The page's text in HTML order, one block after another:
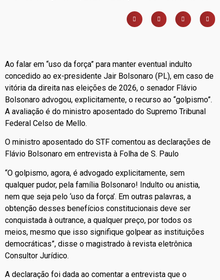
Ao falar em “uso da força” para manter eventual indulto
concedido ao ex-presidente Jair Bolsonaro (PL), em caso de
vitória da direita nas eleições de 2026, o senador Flávio
Bolsonaro advogou, explicitamente, o recurso ao “golpismo”.
A avaliação é do ministro aposentado do Supremo Tribunal
Federal Celso de Mello.
O ministro aposentado do STF comentou as declarações de
Flávio Bolsonaro em entrevista à Folha de S. Paulo
“O golpismo, agora, é advogado explicitamente, sem
qualquer pudor, pela família Bolsonaro! Indulto ou anistia,
nem que seja pelo ‘uso da força’. Em outras palavras, a
obtenção desses benefícios constitucionais deve ser
conquistada à outrance, a qualquer preço, por todos os
meios, mesmo que isso signifique golpear as instituições
democráticas”, disse o magistrado à revista eletrônica
Consultor Jurídico.
A declaração foi dada ao comentar a entrevista que o